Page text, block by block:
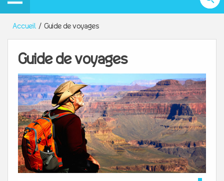
Accueil Guide de voyages
Guide de voyages